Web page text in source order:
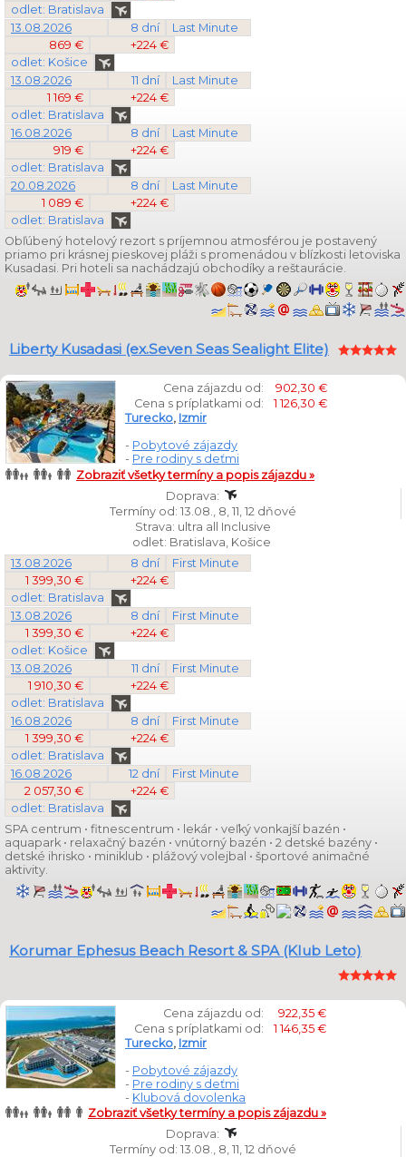
odlet: Bratislava
13.08.2026
8 dní
Last Minute
869 €
+224 €
odlet: Košice
13.08.2026
11 dní
Last Minute
1 169 €
+224 €
odlet: Bratislava
16.08.2026
8 dní
Last Minute
919 €
+224 €
odlet: Bratislava
20.08.2026
8 dní
Last Minute
1 089 €
+224 €
odlet: Bratislava
Obľúbený hotelový rezort s príjemnou atmosférou je postavený
priamo pri krásnej pieskovej pláži s promenádou v blízkosti letoviska
Kusadasi. Pri hoteli sa nachádzajú obchodíky a reštaurácie.
Liberty Kusadasi (ex.Seven Seas Sealight Elite)
Cena zájazdu od:
902,30 €
Cena s príplatkami od:
1 126,30 €
Turecko, Izmir
- Pobytové zájazdy
- Pre rodiny s deťmi
Zobraziť všetky termíny a popis zájazdu »
Doprava:
Termíny od: 13.08., 8, 11, 12 dňové
Strava: ultra all Inclusive
odlet: Bratislava, Košice
13.08.2026
8 dní
First Minute
1 399,30 €
+224 €
odlet: Bratislava
13.08.2026
8 dní
First Minute
1 399,30 €
+224 €
odlet: Košice
13.08.2026
11 dní
First Minute
1 910,30 €
+224 €
odlet: Bratislava
16.08.2026
8 dní
First Minute
1 399,30 €
+224 €
odlet: Bratislava
16.08.2026
12 dní
First Minute
2 057,30 €
+224 €
odlet: Bratislava
SPA centrum • fitnescentrum • lekár • veľký vonkajší bazén •
aquapark • relaxačný bazén • vnútorný bazén • 2 detské bazény •
detské ihrisko • miniklub • plážový volejbal • športové animačné
aktivity.
Korumar Ephesus Beach Resort & SPA (Klub Leto)
Cena zájazdu od:
922,35 €
Cena s príplatkami od:
1 146,35 €
Turecko, Izmir
- Pobytové zájazdy
- Pre rodiny s deťmi
- Klubová dovolenka
Zobraziť všetky termíny a popis zájazdu »
Doprava:
Termíny od: 13.08., 8, 11, 12 dňové